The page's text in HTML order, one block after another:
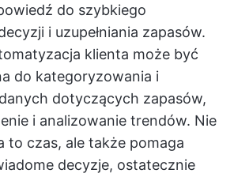
do szybkiego
i uzupełniania zapasów.
klienta może być
do kategoryzowania i
dotyczących zapasów,
i analizowanie trendów. Nie
to czas, ale także pomaga
decyzje, ostatecznie